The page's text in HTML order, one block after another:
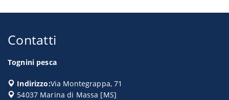
Contatti
Tognini pesca
Indirizzo:Via Montegrappa, 71
54037 Marina di Massa [MS]